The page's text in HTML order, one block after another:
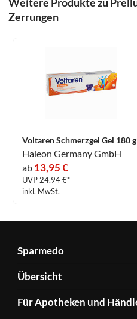
Zerrungen
Voltaren Schmerzgel Gel 180 g
Haleon Germany GmbH
ab 13,95 €
UVP 24.94 €*
inkl. MwSt.
Sparmedo
Über
Sparmedo
FAQ
Übersicht
Herstellerverzeichnis
Für Apotheken und